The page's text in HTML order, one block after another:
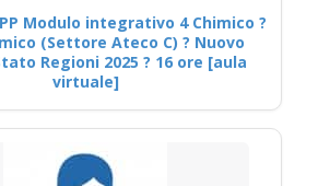
Modulo integrativo 4 Chimico ?
(Settore Ateco C) ? Nuovo
Regioni 2025 ? 16 ore [aula
virtuale]